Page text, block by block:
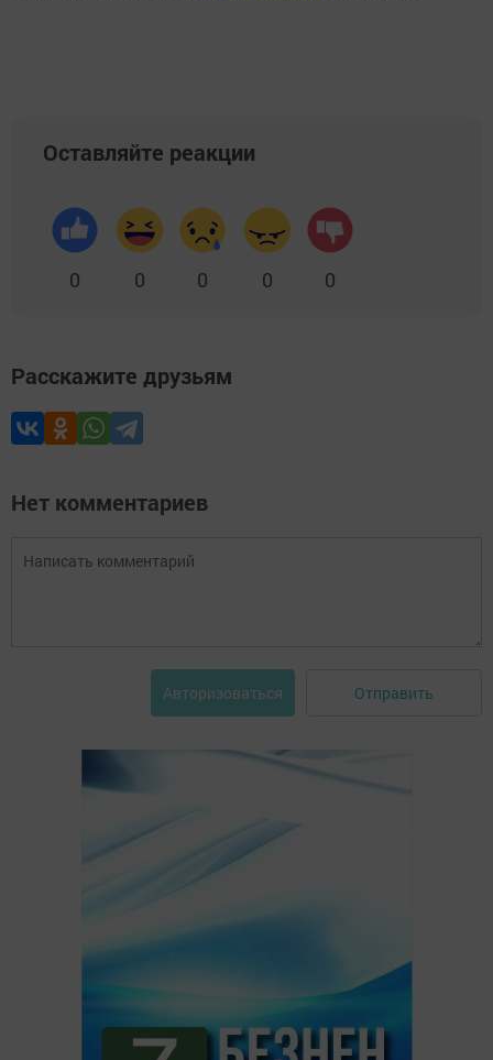
Оставляйте реакции
0 0 0 0 0
Расскажите друзьям
Нет комментариев
Авторизоваться Отправить